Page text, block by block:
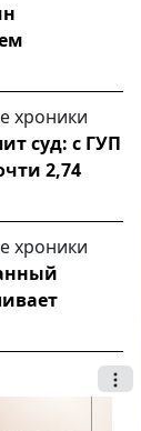
хроники
суд: с ГУП
2,74
хроники